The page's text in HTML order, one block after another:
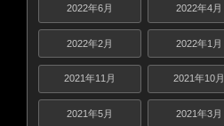
2022年6月 2022年4月
2022年2月 2022年1月
2021年11月 2021年10月
2021年5月 2021年3月